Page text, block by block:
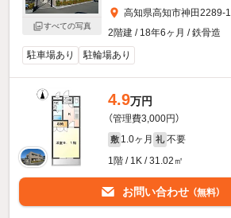
すべての写真
高知県高知市神田2289-1
2階建 / 18年6ヶ月 / 鉄骨造
駐車場あり
駐輪場あり
4.9万円
（管理費3,000円）
敷 1.0ヶ月 礼 不要
1階 / 1K / 31.02㎡
お問い合わせ （無料）